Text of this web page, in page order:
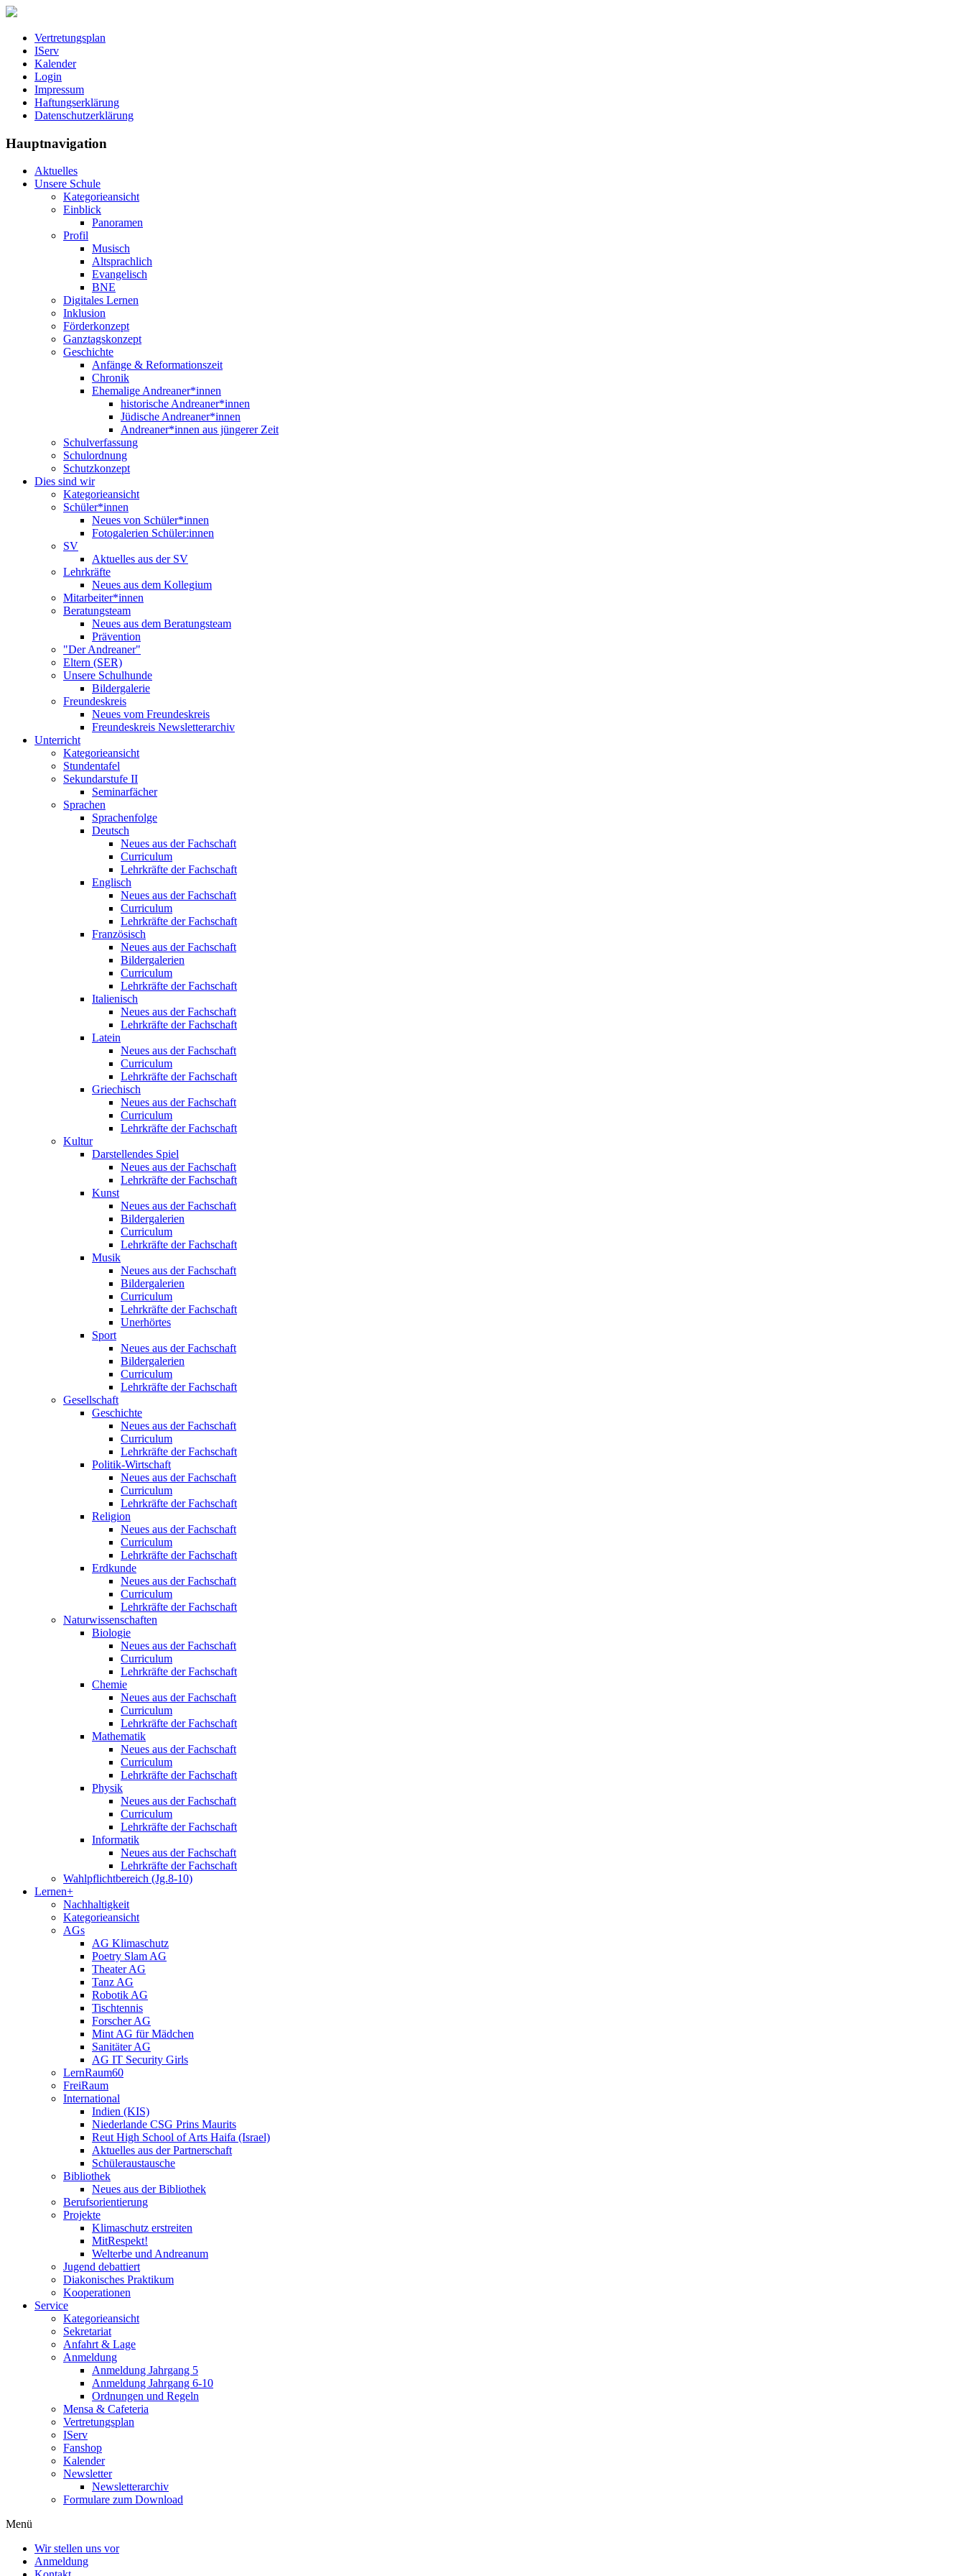
Vertretungsplan
IServ
Kalender
Login
Impressum
Haftungserklärung
Datenschutzerklärung
Hauptnavigation
Aktuelles
Unsere Schule
Kategorieansicht
Einblick
Panoramen
Profil
Musisch
Altsprachlich
Evangelisch
BNE
Digitales Lernen
Inklusion
Förderkonzept
Ganztagskonzept
Geschichte
Anfänge & Reformationszeit
Chronik
Ehemalige Andreaner*innen
historische Andreaner*innen
Jüdische Andreaner*innen
Andreaner*innen aus jüngerer Zeit
Schulverfassung
Schulordnung
Schutzkonzept
Dies sind wir
Kategorieansicht
Schüler*innen
Neues von Schüler*innen
Fotogalerien Schüler:innen
SV
Aktuelles aus der SV
Lehrkräfte
Neues aus dem Kollegium
Mitarbeiter*innen
Beratungsteam
Neues aus dem Beratungsteam
Prävention
"Der Andreaner"
Eltern (SER)
Unsere Schulhunde
Bildergalerie
Freundeskreis
Neues vom Freundeskreis
Freundeskreis Newsletterarchiv
Unterricht
Kategorieansicht
Stundentafel
Sekundarstufe II
Seminarfächer
Sprachen
Sprachenfolge
Deutsch
Neues aus der Fachschaft
Curriculum
Lehrkräfte der Fachschaft
Englisch
Neues aus der Fachschaft
Curriculum
Lehrkräfte der Fachschaft
Französisch
Neues aus der Fachschaft
Bildergalerien
Curriculum
Lehrkräfte der Fachschaft
Italienisch
Neues aus der Fachschaft
Lehrkräfte der Fachschaft
Latein
Neues aus der Fachschaft
Curriculum
Lehrkräfte der Fachschaft
Griechisch
Neues aus der Fachschaft
Curriculum
Lehrkräfte der Fachschaft
Kultur
Darstellendes Spiel
Neues aus der Fachschaft
Lehrkräfte der Fachschaft
Kunst
Neues aus der Fachschaft
Bildergalerien
Curriculum
Lehrkräfte der Fachschaft
Musik
Neues aus der Fachschaft
Bildergalerien
Curriculum
Lehrkräfte der Fachschaft
Unerhörtes
Sport
Neues aus der Fachschaft
Bildergalerien
Curriculum
Lehrkräfte der Fachschaft
Gesellschaft
Geschichte
Neues aus der Fachschaft
Curriculum
Lehrkräfte der Fachschaft
Politik-Wirtschaft
Neues aus der Fachschaft
Curriculum
Lehrkräfte der Fachschaft
Religion
Neues aus der Fachschaft
Curriculum
Lehrkräfte der Fachschaft
Erdkunde
Neues aus der Fachschaft
Curriculum
Lehrkräfte der Fachschaft
Naturwissenschaften
Biologie
Neues aus der Fachschaft
Curriculum
Lehrkräfte der Fachschaft
Chemie
Neues aus der Fachschaft
Curriculum
Lehrkräfte der Fachschaft
Mathematik
Neues aus der Fachschaft
Curriculum
Lehrkräfte der Fachschaft
Physik
Neues aus der Fachschaft
Curriculum
Lehrkräfte der Fachschaft
Informatik
Neues aus der Fachschaft
Lehrkräfte der Fachschaft
Wahlpflichtbereich (Jg.8-10)
Lernen+
Nachhaltigkeit
Kategorieansicht
AGs
AG Klimaschutz
Poetry Slam AG
Theater AG
Tanz AG
Robotik AG
Tischtennis
Forscher AG
Mint AG für Mädchen
Sanitäter AG
AG IT Security Girls
LernRaum60
FreiRaum
International
Indien (KIS)
Niederlande CSG Prins Maurits
Reut High School of Arts Haifa (Israel)
Aktuelles aus der Partnerschaft
Schüleraustausche
Bibliothek
Neues aus der Bibliothek
Berufsorientierung
Projekte
Klimaschutz erstreiten
MitRespekt!
Welterbe und Andreanum
Jugend debattiert
Diakonisches Praktikum
Kooperationen
Service
Kategorieansicht
Sekretariat
Anfahrt & Lage
Anmeldung
Anmeldung Jahrgang 5
Anmeldung Jahrgang 6-10
Ordnungen und Regeln
Mensa & Cafeteria
Vertretungsplan
IServ
Fanshop
Kalender
Newsletter
Newsletterarchiv
Formulare zum Download
Menü
Wir stellen uns vor
Anmeldung